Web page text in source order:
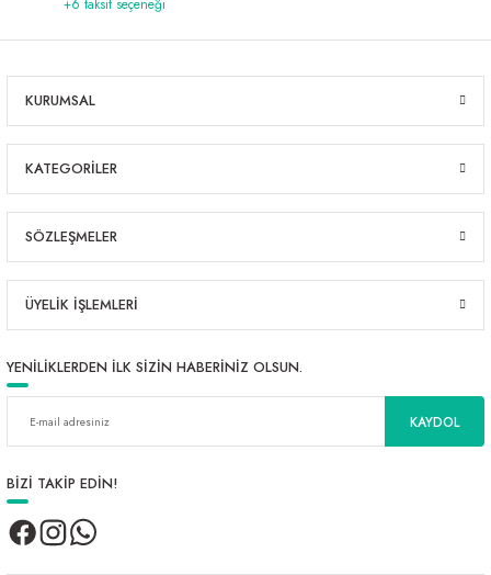
+6 taksit seçeneği
KURUMSAL
KATEGORİLER
SÖZLEŞMELER
ÜYELİK İŞLEMLERİ
YENİLİKLERDEN İLK SİZİN HABERİNİZ OLSUN.
KAYDOL
BİZİ TAKİP EDİN!